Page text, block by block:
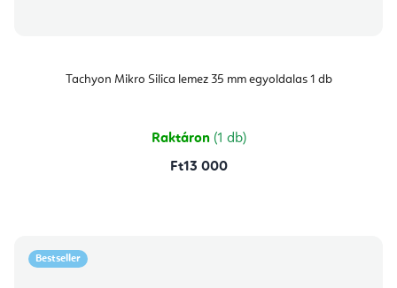
Tachyon Mikro Silica lemez 35 mm egyoldalas 1 db
Raktáron (1 db)
Ft13 000
Bestseller